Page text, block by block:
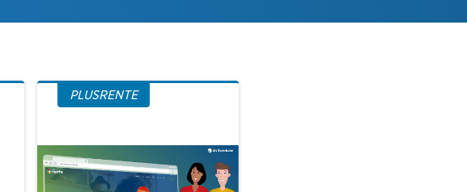
PLUSRENTE